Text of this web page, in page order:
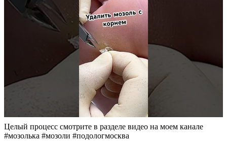
Целый процесс смотрите в разделе видео на моем канале
#мозолька #мозоли #подологмосква